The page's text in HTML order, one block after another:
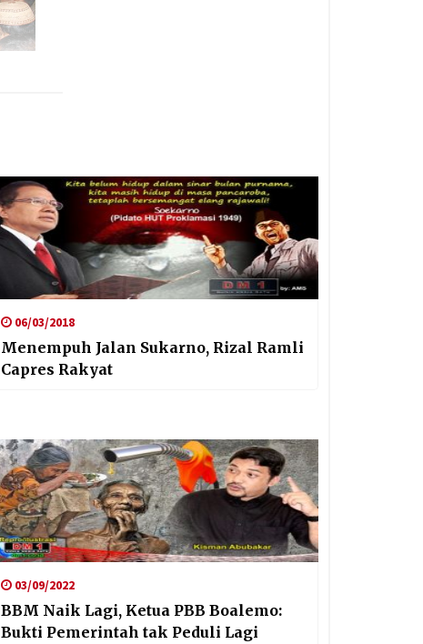
06/03/2018
Menempuh Jalan Sukarno, Rizal Ramli
Capres Rakyat
03/09/2022
BBM Naik Lagi, Ketua PBB Boalemo:
Bukti Pemerintah tak Peduli Lagi